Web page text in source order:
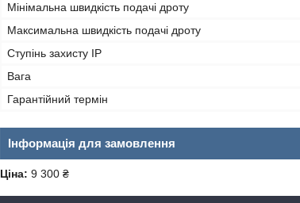
Мінімальна швидкість подачі дроту
Максимальна швидкість подачі дроту
Ступінь захисту IP
Вага
Гарантійний термін
Інформація для замовлення
Ціна: 9 300 ₴